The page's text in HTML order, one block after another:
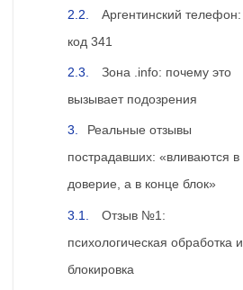
Аргентинский телефон:
код 341
Зона .info: почему это
вызывает подозрения
Реальные отзывы
пострадавших: «вливаются в
доверие, а в конце блок»
Отзыв №1:
психологическая обработка и
блокировка